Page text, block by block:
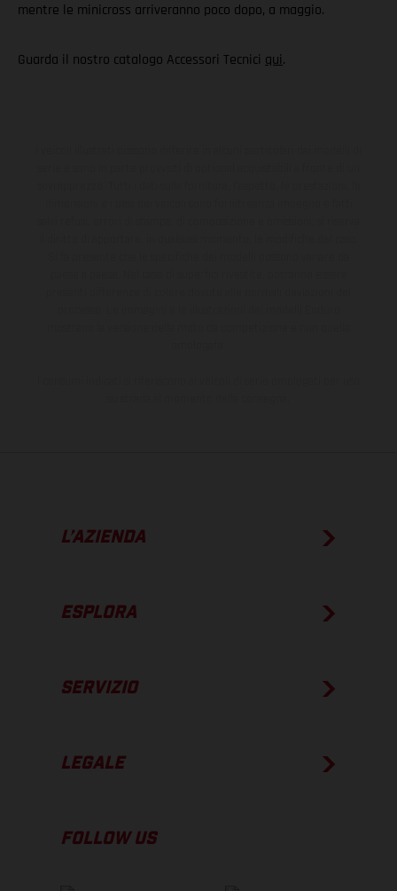
mentre le minicross arriveranno poco dopo, a maggio.
Guarda il nostro catalogo Accessori Tecnici qui.
L’AZIENDA
ESPLORA
SERVIZIO
LEGALE
FOLLOW US